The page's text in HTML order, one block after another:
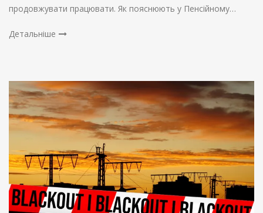
продовжувати працювати. Як пояснюють у Пенсійному…
Детальніше